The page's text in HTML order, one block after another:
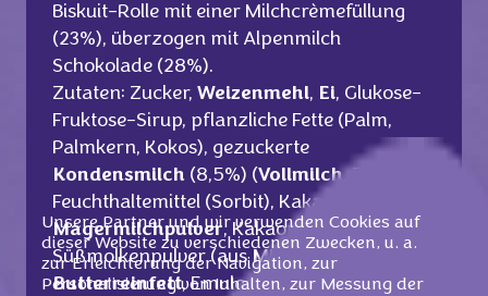
Biskuit-Rolle mit einer Milchcrèmefüllung
(23%), überzogen mit Alpenmilch
Schokolade (28%).
Zutaten: Zucker, Weizenmehl, Ei, Glukose-
Fruktose-Sirup, pflanzliche Fette (Palm,
Palmkern, Kokos), gezuckerte
Kondensmilch (8,5%) (Vollmilch, Zucker),
Feuchthaltemittel (Sorbit), Kakaobutter,
Magermilchpulver, Kakaomasse,
Süßmolkenpulver (ausMilch
),
Butterreinfett, Emulgatoren (Sojalecithin
Unsere Partner und wir verwenden Cookies auf
dieser Website zu verschiedenen Zwecken, u. a.
zur Erleichterung der Navigation, zur
Personalisierung von Inhalten, zur Messung der